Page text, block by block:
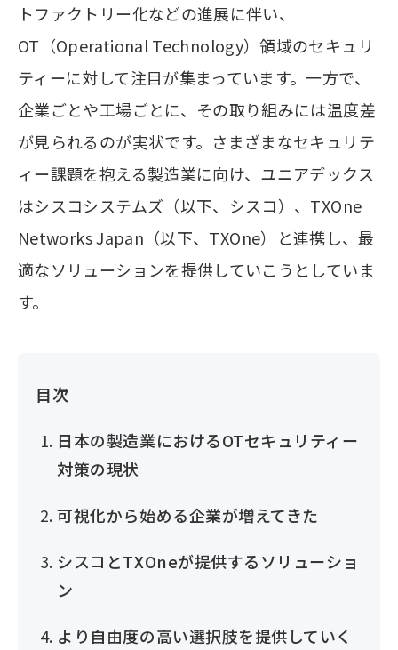
トファクトリー化などの進展に伴い、
OT（Operational Technology）領域のセキュリ
ティーに対して注目が集まっています。一方で、
企業ごとや工場ごとに、その取り組みには温度差
が見られるのが実状です。さまざまなセキュリテ
ィー課題を抱える製造業に向け、ユニアデックス
はシスコシステムズ（以下、シスコ）、TXOne
Networks Japan（以下、TXOne）と連携し、最
適なソリューションを提供していこうとしていま
す。
目次
日本の製造業におけるOTセキュリティー
対策の現状
可視化から始める企業が増えてきた
シスコとTXOneが提供するソリューショ
ン
より自由度の高い選択肢を提供していく